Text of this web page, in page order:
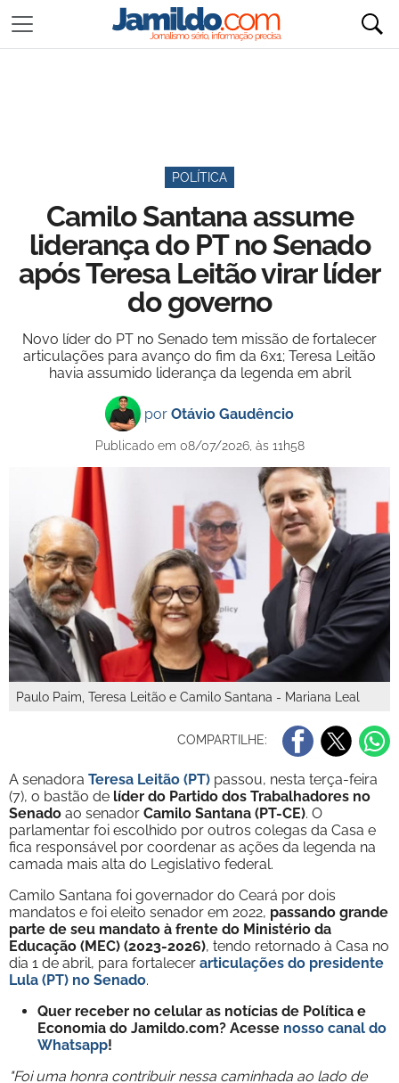
POLÍTICA
Camilo Santana assume
liderança do PT no Senado
após Teresa Leitão virar líder
do governo
Novo líder do PT no Senado tem missão de fortalecer
articulações para avanço do fim da 6x1; Teresa Leitão
havia assumido liderança da legenda em abril
por Otávio Gaudêncio
Publicado em 08/07/2026, às 11h58
Paulo Paim, Teresa Leitão e Camilo Santana - Mariana Leal
COMPARTILHE:
A senadora Teresa Leitão (PT) passou, nesta terça-feira
(7), o bastão de líder do Partido dos Trabalhadores no
Senado ao senador Camilo Santana (PT-CE). O
parlamentar foi escolhido por outros colegas da Casa e
fica responsável por coordenar as ações da legenda na
camada mais alta do Legislativo federal.
Camilo Santana foi governador do Ceará por dois
mandatos e foi eleito senador em 2022, passando grande
parte de seu mandato à frente do Ministério da
Educação (MEC) (2023-2026), tendo retornado à Casa no
dia 1 de abril, para fortalecer articulações do presidente
Lula (PT) no Senado.
Quer receber no celular as notícias de Política e
Economia do Jamildo.com? Acesse nosso canal do
Whatsapp!
"Foi uma honra contribuir nessa caminhada ao lado de